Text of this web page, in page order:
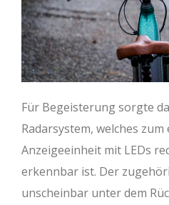
Für Begeisterung sorgte
Radarsystem, welches
Anzeigeeinheit mit LEDs
erkennbar ist. Der
unscheinbar unter dem